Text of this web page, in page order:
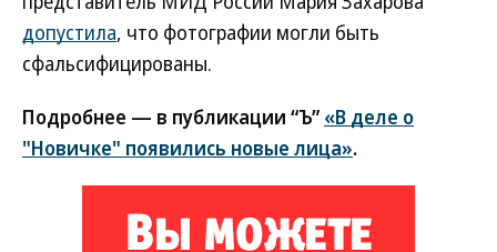
допустила, что фотографии могли быть
сфальсифицированы.
Подробнее — в публикации “Ъ” «В деле о
"Новичке" появились новые лица».